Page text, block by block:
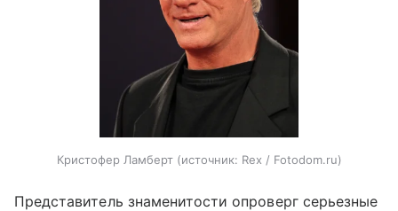
Кристофер Ламберт источник: Rex / Fotodom.ru
Представитель знаменитости опроверг серьезные